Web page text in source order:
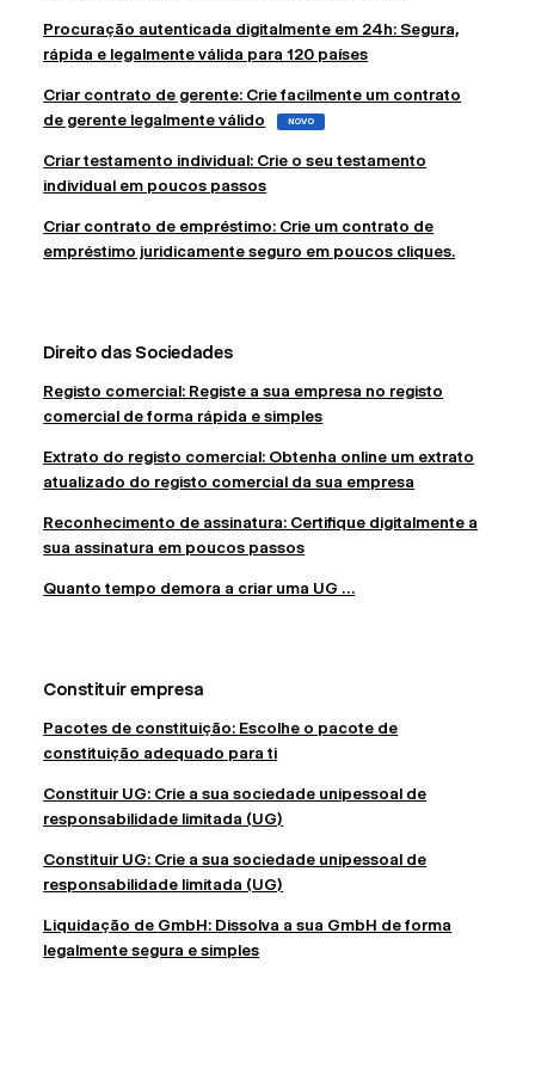
Procuração autenticada digitalmente em 24h: Segura,
rápida e legalmente válida para 120 países
Criar contrato de gerente: Crie facilmente um contrato
de gerente legalmente válido
NOVO
Criar testamento individual: Crie o seu testamento
individual em poucos passos
Criar contrato de empréstimo: Crie um contrato de
empréstimo juridicamente seguro em poucos cliques.
Direito das Sociedades
Registo comercial: Registe a sua empresa no registo
comercial de forma rápida e simples
Extrato do registo comercial: Obtenha online um extrato
atualizado do registo comercial da sua empresa
Reconhecimento de assinatura: Certifique digitalmente a
sua assinatura em poucos passos
Quanto tempo demora a criar uma UG ...
Constituir empresa
Pacotes de constituição: Escolhe o pacote de
constituição adequado para ti
Constituir UG: Crie a sua sociedade unipessoal de
responsabilidade limitada (UG)
Constituir UG: Crie a sua sociedade unipessoal de
responsabilidade limitada (UG)
Liquidação de GmbH: Dissolva a sua GmbH de forma
legalmente segura e simples